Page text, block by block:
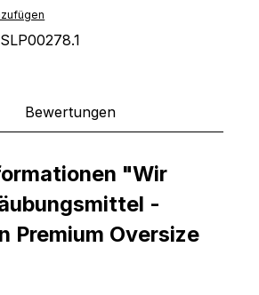
SLP00278.1
Bewertungen
"Wir
-
Premium Oversize